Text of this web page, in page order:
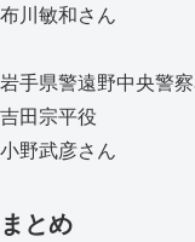
布川敏和さん
岩手県警遠野中央警
吉田宗平役
小野武彦さん
まとめ